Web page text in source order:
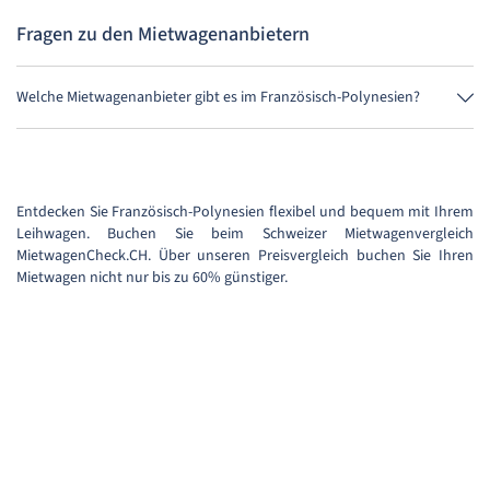
Entdecken Sie Französisch-Polynesien flexibel und bequem mit Ihrem
Leihwagen. Buchen Sie beim Schweizer Mietwagenvergleich
MietwagenCheck.CH. Über unseren Preisvergleich buchen Sie Ihren
Mietwagen nicht nur bis zu 60% günstiger.
Fragen zu den Mietwagenanbietern
Welche Mietwagenanbieter gibt es im Französisch-Polynesien?
Im Französisch-Polynesien gibt es als einzigen Anbieter Auto Europe.